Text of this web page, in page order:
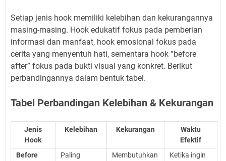
Setiap jenis hook memiliki kelebihan dan kekurangannya
masing-masing. Hook edukatif fokus pada pemberian
informasi dan manfaat, hook emosional fokus pada
cerita yang menyentuh hati, sementara hook “before
after” fokus pada bukti visual yang konkret. Berikut
perbandingannya dalam bentuk tabel.
Tabel Perbandingan Kelebihan & Kekurangan
Jenis
Hook
Kelebihan Kekurangan
Waktu
Efektif
Before
Paling
Membutuhkan
Ketika ingin